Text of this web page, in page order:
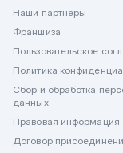
Наши партнеры
Франшиза
Пользовательское
Политика
Сбор и обработка
данных
Правовая информация
Договор